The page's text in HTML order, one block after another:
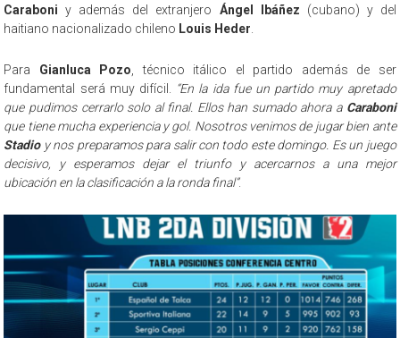
Caraboni y además del extranjero Ángel Ibáñez (cubano) y del
haitiano nacionalizado chileno Louis Heder.
Para Gianluca Pozo, técnico itálico el partido además de ser
fundamental será muy difícil. “En la ida fue un partido muy apretado
que pudimos cerrarlo solo al final. Ellos han sumado ahora a Caraboni
que tiene mucha experiencia y gol. Nosotros venimos de jugar bien ante
Stadioy nos preparamos para salir con todo este domingo. Es un juego
decisivo, y esperamos dejar el triunfo y acercarnos a una mejor
ubicación en la clasificación a la ronda final”.